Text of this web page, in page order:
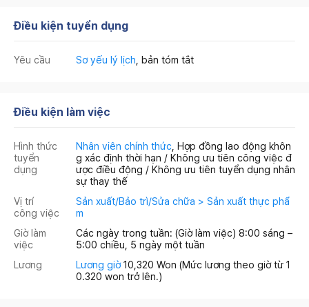
Điều kiện tuyển dụng
Yêu cầu Sơ yếu lý lịch , bản tóm tắt
Điều kiện làm việc
Hình thức
tuyển
dụng
Nhân viên chính thức , Hợp đồng lao động khôn
g xác định thời hạn / Không ưu tiên công việc đ
ược điều động / Không ưu tiên tuyển dụng nhân
sự thay thế
Vị trí
công việc
Sản xuất/Bảo trì/Sửa chữa > Sản xuất thực phẩ
m
Giờ làm
việc
Các ngày trong tuần: (Giờ làm việc) 8:00 sáng –
5:00 chiều, 5 ngày một tuần
Lương
Lương giờ 10,320 Won (Mức lương theo giờ từ 1
0.320 won trở lên.)